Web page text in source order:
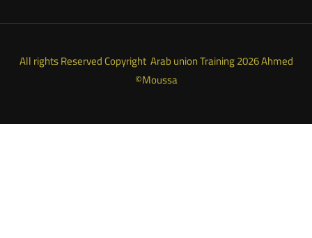
All rights Reserved Copyright Arab union Training 2026 Ahmed
Moussa©